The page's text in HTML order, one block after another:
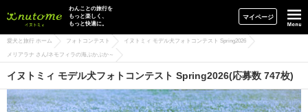
イヌトミィ
わんことの旅行を
もっと楽しく、
もっと快適に。
マイページ
愛犬と旅行 ホーム フォトコンテスト イヌトミィ モデル犬フォトコンテスト Spring2026
メリアラナ さん/ネモフィラの海ぷかぷか～
イヌトミィ モデル犬フォトコンテスト Spring2026(応募数 747枚)